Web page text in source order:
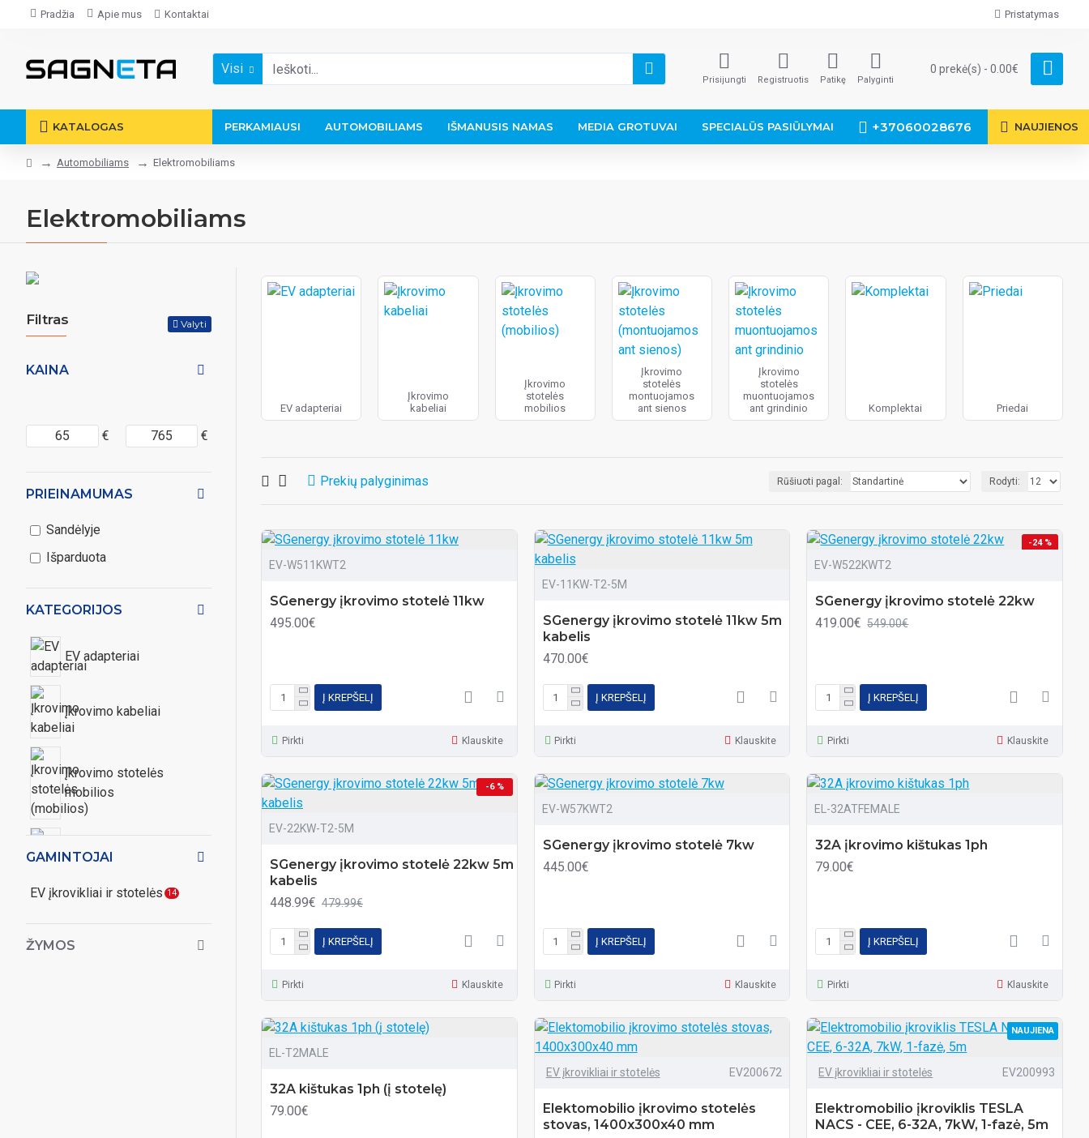
Pradžia Apie mus Kontaktai Pristatymas
Visi
Prisijungti Registruotis Patikę Palyginti
0 prekė(s) - 0.00€
KATALOGAS PERKAMIAUSI AUTOMOBILIAMS IŠMANUSIS NAMAS MEDIA GROTUVAI SPECIALŪS PASIŪLYMAI +37060028676 NAUJIENOS
Automobiliams Elektromobiliams
Elektromobiliams
Filtras Valyti
KAINA
€ €
KATEGORIJOS
EV adapteriai
Įkrovimo kabeliai
Įkrovimo stotelės
mobilios
montuojamos ant sienos
GAMINTOJAI
EV įkrovikliai ir stotelės 14
ŽYMOS
PRIEINAMUMAS
Sandėlyje
Išparduota
EV adapteriai
Įkrovimo
kabeliai
Įkrovimo
stotelės
mobilios
Įkrovimo
stotelės
montuojamos
ant sienos
Įkrovimo
stotelės
muontuojamos
ant grindinio
Komplektai Priedai
Prekių palyginimas Rūšiuoti pagal: Rodyti:
EV-W511KWT2
SGenergy įkrovimo stotelė 11kw
495.00€
Į KREPŠELĮ
Pirkti Klauskite
EV-11KW-T2-5M
SGenergy įkrovimo stotelė 11kw 5m
kabelis
470.00€
Į KREPŠELĮ
Pirkti Klauskite
-24 %
EV-W522KWT2
SGenergy įkrovimo stotelė 22kw
419.00€ 549.00€
Į KREPŠELĮ
Pirkti Klauskite
-6 %
EV-22KW-T2-5M
SGenergy įkrovimo stotelė 22kw 5m
kabelis
448.99€ 479.99€
Į KREPŠELĮ
Pirkti Klauskite
EV-W57KWT2
SGenergy įkrovimo stotelė 7kw
445.00€
Į KREPŠELĮ
Pirkti Klauskite
EL-32ATFEMALE
32A įkrovimo kištukas 1ph
79.00€
Į KREPŠELĮ
Pirkti Klauskite
EL-T2MALE
32A kištukas 1ph (į stotelę)
79.00€
EV įkrovikliai ir stotelės EV200672
Elektomobilio įkrovimo stotelės
stovas, 1400x300x40 mm
NAUJIENA
EV įkrovikliai ir stotelės EV200993
Elektromobilio įkroviklis TESLA
NACS - CEE, 6-32A, 7kW, 1-fazė, 5m